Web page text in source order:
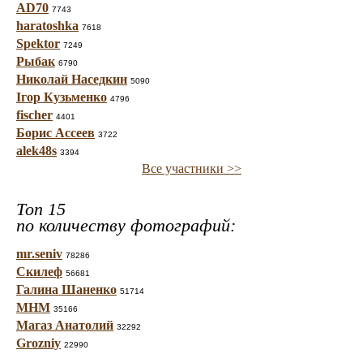
AD70 7743
haratoshka 7618
Spektor 7249
Рыбак 6790
Николай Наседкин 5090
Ігор Кузьменко 4796
fischer 4401
Борис Ассеев 3722
alek48s 3394
Все участники >>
Топ 15
по количеству фотографий:
mr.seniv 78286
Скилеф 56681
Галина Шаненко 51714
МНМ 35166
Магаз Анатолий 32292
Grozniy 22990